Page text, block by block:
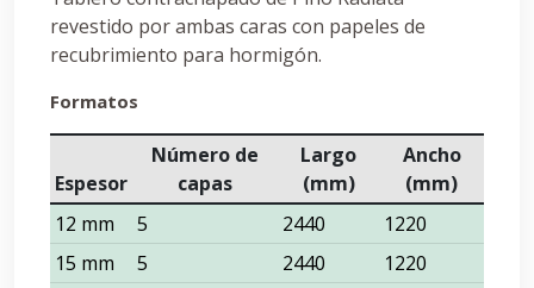
revestido por ambas caras con papeles de
recubrimiento para hormigón.
Formatos
Espesor
Número de
capas
Largo
(mm)
Ancho
(mm)
12 mm
5 2440
1220
15 mm
5 2440
1220